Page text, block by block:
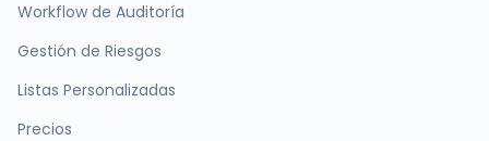
Workflow de Auditoría
Gestión de Riesgos
Listas Personalizadas
Precios